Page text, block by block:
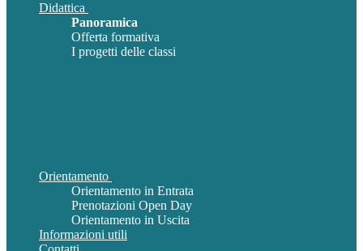
Didattica
Panoramica
Offerta formativa
I progetti delle classi
Orientamento
Orientamento in Entrata
Prenotazioni Open Day
Orientamento in Uscita
Informazioni utili